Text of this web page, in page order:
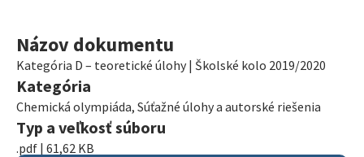
Názov dokumentu
Kategória D – teoretické úlohy | Školské kolo 2019/2020
Kategória
Chemická olympiáda, Súťažné úlohy a autorské riešenia
Typ a veľkosť súboru
.pdf | 61,62 KB